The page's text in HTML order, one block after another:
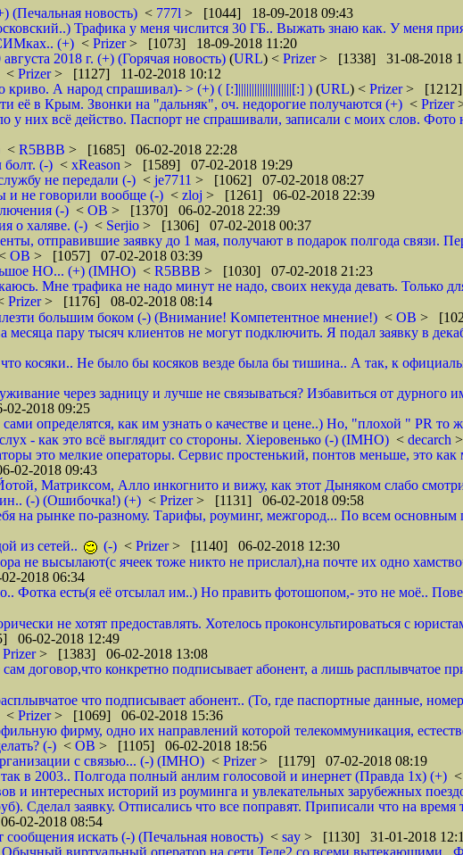
(Печальная новость) < 777l > [1044] 18-09-2018 09:43
Трафика у меня числится 30 ГБ.. Выжать знаю как. У меня
(+) < Prizer> [1073] 18-09-2018 11:20
2018 г. (+) (Горячая новость) (URL) < Prizer> [1338] 31-08-2018
< Prizer> [1127] 11-02-2018 10:12
А народ спрашивал)- > (+) ( [:]||||||||||||||||||||[:] ) (URL) < Prizer> [1212]
её в Крым. Звонки на "дальняк", оч. недорогие получаются (+) < Prizer
у них всё действо. Паспорт не спрашивали, записали с моих слов. Фото
< R5BBB > [1685] 06-02-2018 22:28
болт. (-) < xReason > [1589] 07-02-2018 19:29
не передали (-) < je7711 > [1062] 07-02-2018 08:27
и не говорили вообще (-) < zloj > [1261] 06-02-2018 22:39
(-) < ОВ > [1370] 06-02-2018 22:39
о халяве. (-) < Serjio > [1306] 07-02-2018 00:37
отправившие заявку до 1 мая, получают в подарок полгода связи.
ОВ > [1057] 07-02-2018 03:39
НО... (+) (IMHO) < R5BBB > [1030] 07-02-2018 21:23
Мне трафика не надо минут не надо, своих некуда девать. Только
Prizer> [1176] 08-02-2018 08:14
большим боком (-) (Внимание! Kомпетентное мнение!) < ОВ >
пару тысяч клиентов не могут подключить. Я подал заявку в
косяки.. Не было бы косяков везде была бы тишина.. А так, к
через задницу и лучше не связываться? Избавиться от дурного
2018 09:25
определятся, как им узнать о качестве и цене..) Но, "плохой " PR то
- как это всё выглядит со стороны. Хieровенько (-) (IMHO) < decarch
это мелкие операторы. Сервис простенький, понтов меньше, это
02-2018 09:43
Матриксом, Алло инкогнито и вижу, как этот Дыняком слабо
(-) (Ошибочка!) (+) < Prizer> [1131] 06-02-2018 09:58
на рынке по-разному. Тарифы, роуминг, межгород... По всем
из сетей..
(-) < Prizer> [1140] 06-02-2018 12:30
не высылают(с ячеек тоже никто не прислал),на почте их одно
2018 06:34
Фотка есть(я её отсылал им..) Но править фотошопом,- это не моё..
не хотят предоставлять. Хотелось проконсультироваться с
06-02-2018 12:49
Prizer> [1383] 06-02-2018 13:08
договор,что конкретно подписывает абонент, а лишь расплывчатое
что подписывает абонент.. (То, где паспортные данные,
< Prizer> [1069] 06-02-2018 15:36
фирму, одно их направлений которой телекоммуникация,
(-) < ОВ > [1105] 06-02-2018 18:56
с связью... (-) (IMHO) < Prizer> [1179] 07-02-2018 08:19
в 2003.. Полгода полный анлим голосовой и инернет (Правда 1х) (+) <
и интересных историй из роуминга и увлекательных зарубежных
Сделал заявку. Отписались что все поправят. Приписали что на
02-2018 08:54
искать (-) (Печальная новость) < say > [1130] 31-01-2018
Обычный виртуальный оператор на сети Теле2 со всеми вытекающими..